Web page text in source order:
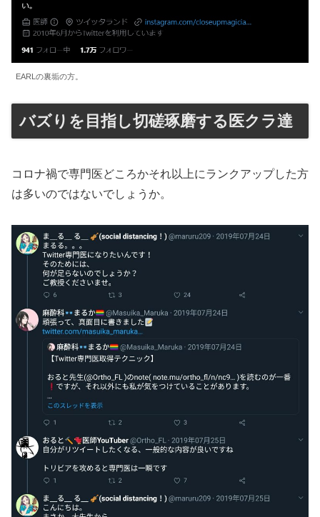
EARLの裏垢の方。
バズりを目指し切磋琢磨する医クラ達
コロナ禍で専門医どころかそれ以上にランクアップした方
は多いのではないでしょうか。